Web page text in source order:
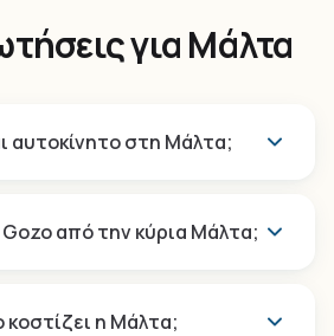
για Μάλτα
αυτοκίνητο στη Μάλτα;
από την κύρια Μάλτα;
κοστίζει η Μάλτα;